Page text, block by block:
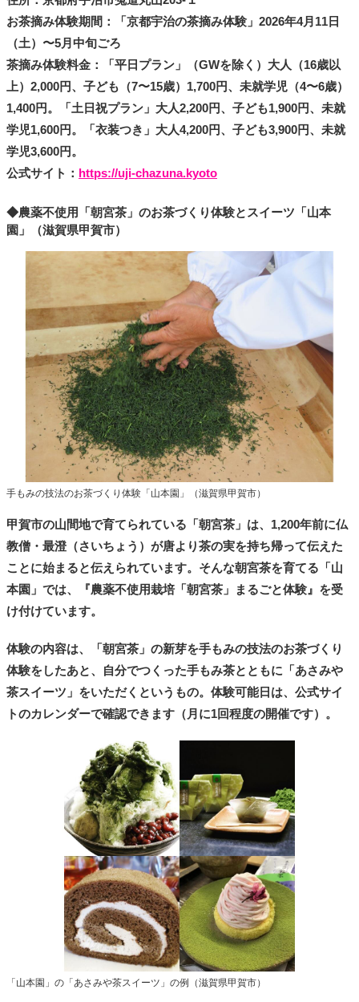
お茶摘み体験期間：「京都宇治の茶摘み体験」2026年4月11日
（土）〜5月中旬ごろ
茶摘み体験料金：「平日プラン」（GWを除く）大人（16歳以
上）2,000円、子ども（7〜15歳）1,700円、未就学児（4〜6歳）
1,400円。「土日祝プラン」大人2,200円、子ども1,900円、未就
学児1,600円。「衣装つき」大人4,200円、子ども3,900円、未就
学児3,600円。
公式サイト： https://uji-chazuna.kyoto
◆農薬不使用「朝宮茶」のお茶づくり体験とスイーツ「山本
園」（滋賀県甲賀市）
手もみの技法のお茶づくり体験「山本園」（滋賀県甲賀市）
甲賀市の山間地で育てられている「朝宮茶」は、1,200年前に仏
教僧・最澄（さいちょう）が唐より茶の実を持ち帰って伝えた
ことに始まると伝えられています。そんな朝宮茶を育てる「山
本園」では、『農薬不使用栽培「朝宮茶」まるごと体験』を受
け付けています。
体験の内容は、「朝宮茶」の新芽を手もみの技法のお茶づくり
体験をしたあと、自分でつくった手もみ茶とともに「あさみや
茶スイーツ」をいただくというもの。体験可能日は、公式サイ
トのカレンダーで確認できます（月に1回程度の開催です）。
「山本園」の「あさみや茶スイーツ」の例（滋賀県甲賀市）